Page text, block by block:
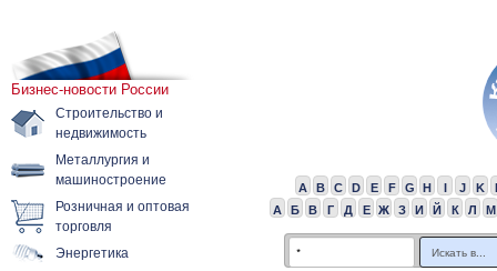
Бизнес-новости России
Строительство и
недвижимость
Металлургия и
машиностроение
Розничная и оптовая
торговля
Энергетика
A B C D E F G H I J K
А
Б В Г Д Е Ж З И Й К Л М